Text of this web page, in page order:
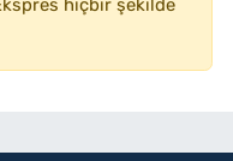
hiçbir şekilde